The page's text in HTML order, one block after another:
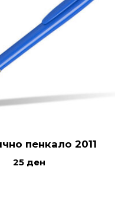
пенкало 2011
25 ден